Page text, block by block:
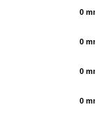
0
0
0
0